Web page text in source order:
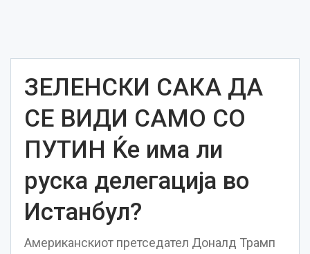
ЗЕЛЕНСКИ САКА ДА
СЕ ВИДИ САМО СО
ПУТИН Ќе има ли
руска делегација во
Истанбул?
Американскиот претседател Доналд Трамп